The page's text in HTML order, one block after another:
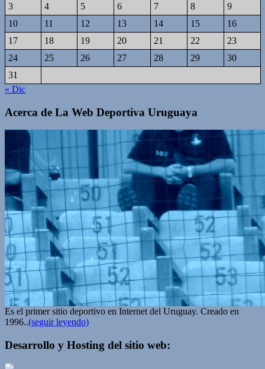
3
4 5 6 7 8
9
10
11 12 13 14 15
16
17
18 19 20 21 22
23
24
25 26 27 28 29
30
31
« Dic
Acerca de La Web Deportiva Uruguaya
Es el primer sitio deportivo en Internet del Uruguay. Creado en
1996..(seguir leyendo)
Desarrollo y Hosting del sitio web: